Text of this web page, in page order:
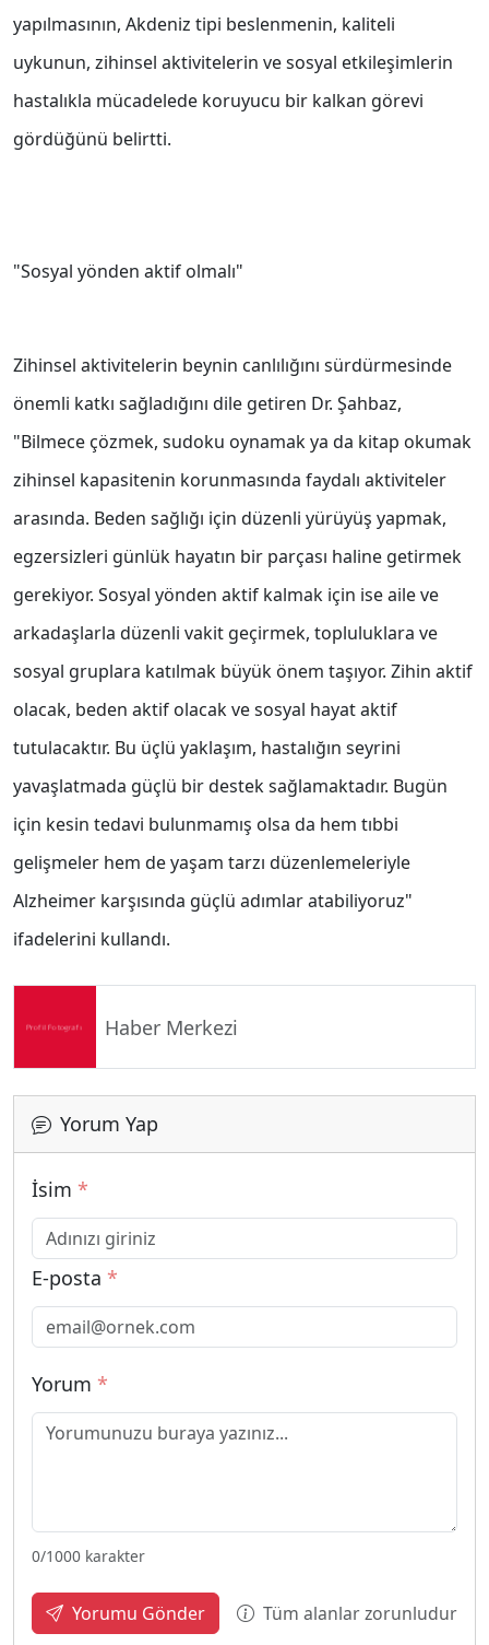
yapılmasının, Akdeniz tipi beslenmenin, kaliteli
uykunun, zihinsel aktivitelerin ve sosyal etkileşimlerin
hastalıkla mücadelede koruyucu bir kalkan görevi
gördüğünü belirtti.
"Sosyal yönden aktif olmalı"
Zihinsel aktivitelerin beynin canlılığını sürdürmesinde
önemli katkı sağladığını dile getiren Dr. Şahbaz,
"Bilmece çözmek, sudoku oynamak ya da kitap okumak
zihinsel kapasitenin korunmasında faydalı aktiviteler
arasında. Beden sağlığı için düzenli yürüyüş yapmak,
egzersizleri günlük hayatın bir parçası haline getirmek
gerekiyor. Sosyal yönden aktif kalmak için ise aile ve
arkadaşlarla düzenli vakit geçirmek, topluluklara ve
sosyal gruplara katılmak büyük önem taşıyor. Zihin aktif
olacak, beden aktif olacak ve sosyal hayat aktif
tutulacaktır. Bu üçlü yaklaşım, hastalığın seyrini
yavaşlatmada güçlü bir destek sağlamaktadır. Bugün
için kesin tedavi bulunmamış olsa da hem tıbbi
gelişmeler hem de yaşam tarzı düzenlemeleriyle
Alzheimer karşısında güçlü adımlar atabiliyoruz"
ifadelerini kullandı.
Haber Merkezi
Yorum Yap
İsim *
E-posta *
Yorum *
0/1000 karakter
Yorumu Gönder Tüm alanlar zorunludur